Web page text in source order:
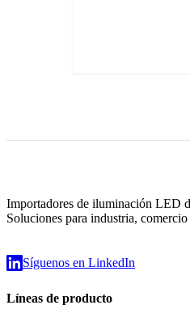
Importadores de iluminación LED
Soluciones para industria,
Síguenos en LinkedIn
Líneas de producto